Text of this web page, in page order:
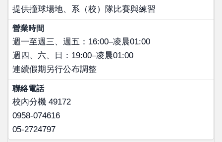
營業時間
聯絡電話
提供撞球場地、系（校）隊比賽與練習
週一至週三、週五：16:00–凌晨01:00
週四、六、日：19:00–凌晨01:00
連續假期另行公布調整
校內分機 49172
0958-074616
05-2724797